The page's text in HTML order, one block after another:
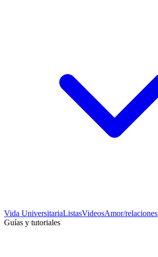
Vida UniversitariaListasVideosAmor/relaciones
Guías y tutoriales